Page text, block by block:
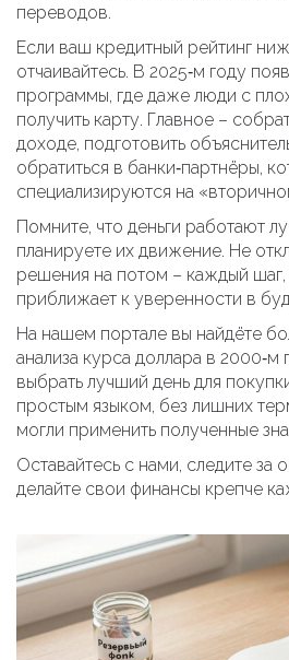
переводов.
Если ваш кредитный рейтинг
отчаивайтесь. В 2025‑м году
программы, где даже люди с
получить карту. Главное –
доходе, подготовить
обратиться в банки‑партнёры,
специализируются на
Помните, что деньги работают
планируете их движение. Не
решения на потом – каждый
приближает к уверенности в
На нашем портале вы найдёте
анализа курса доллара в 2000‑м
выбрать лучший день для
простым языком, без лишних
могли применить полученные
Оставайтесь с нами, следите за
делайте свои финансы крепче